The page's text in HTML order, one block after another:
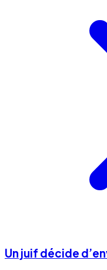
Un juif décide